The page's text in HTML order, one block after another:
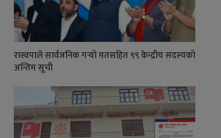
रास्वपाले सार्वजनिक गर्‍यो मतसहित ९९ केन्द्रीय सदस्यको
अन्तिम सूची